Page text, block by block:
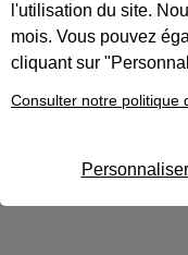
l'utilisation du site.
mois. Vous pouvez
cliquant sur
Consulter notre politique
Personnaliser